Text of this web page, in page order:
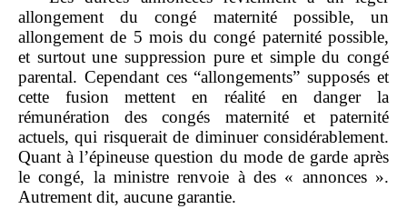
allongement du congé maternité possible, un
allongement de 5 mois du congé paternité possible,
et surtout une suppression pure et simple du congé
parental. Cependant ces “allongements” supposés et
cette fusion mettent en réalité en danger la
rémunération des congés maternité et paternité
actuels, qui risquerait de diminuer considérablement.
Quant à l’épineuse question du mode de garde après
le congé, la ministre renvoie à des « annonces ».
Autrement dit, aucune garantie.